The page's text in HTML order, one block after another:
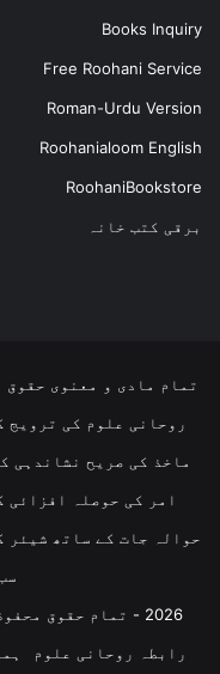
Books Inquiry
Free Roohani Service
Roman-Urdu Version
Roohanialoom English
RoohaniBookstore
برقی کتب خانہ
تمام مادی و معنوی حقوق
روحانی علوم کی ترویج
ماخذ کی صریح نشاندہی
امر کی حوصلہ افزائی
حوالہ جات کے ساتھ شیئر
2026 - تمام حقوق محفوظ ہیں - Roohanialoom - روحانی علوم
رابطہ روحانی علوم